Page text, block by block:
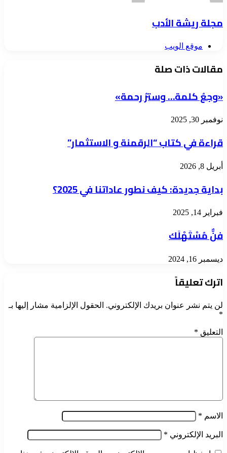
مجلة ريشة الأدب
موقع الويب
مقالات ذات صلة
«وجعُ كلمة… وسترُ رحمة»
نوفمبر 30, 2025
قراءة في كتاب “الرقمنة و الاستثمار”
أبريل 8, 2026
بداية جديدة: كيف نطور عاداتنا في 2025؟
فبراير 14, 2025
فنٌّ مُسْتَهْلَك
ديسمبر 16, 2024
اترك تعليقاً
لن يتم نشر عنوان بريدك الإلكتروني. الحقول الإلزامية مشار إليها بـ
*
التعليق *
الاسم *
البريد الإلكتروني *